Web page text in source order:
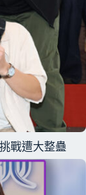
戰遭大整蠱